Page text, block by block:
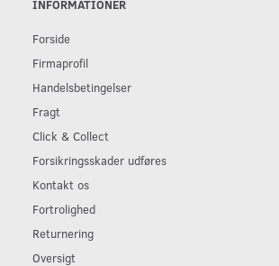
INFORMATIONER
Forside
Firmaprofil
Handelsbetingelser
Fragt
Click & Collect
Forsikringsskader udføres
Kontakt os
Fortrolighed
Returnering
Oversigt